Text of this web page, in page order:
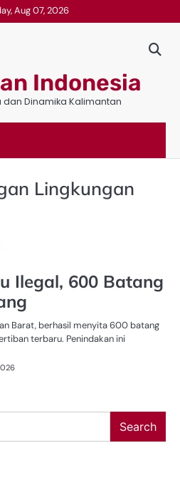
Aug 07, 2026
Indonesia
dan Dinamika Kalimantan
Lingkungan
Ilegal, 600 Batang
Barat, berhasil menyita 600 batang
terbaru. Penindakan ini
Search